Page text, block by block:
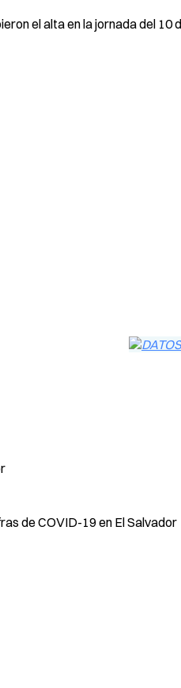
el alta en la jornada del 10
de COVID-19 en El Salvador